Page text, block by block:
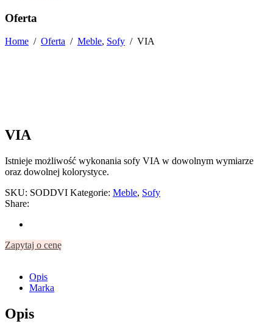
Oferta
Home / Oferta / Meble, Sofy / VIA
VIA
Istnieje możliwość wykonania sofy VIA w dowolnym wymiarze
oraz dowolnej kolorystyce.
SKU: SODDVI Kategorie: Meble, Sofy
Share:
Zapytaj o cenę
Opis
Marka
Opis